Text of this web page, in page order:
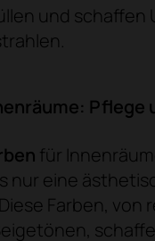
und schaffen
Pflege
für
nur eine
Farben,